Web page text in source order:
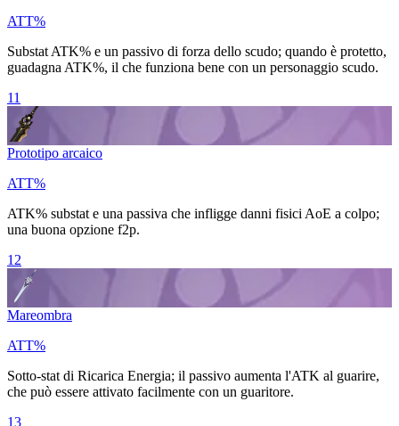
ATT%
Substat ATK% e un passivo di forza dello scudo; quando è protetto,
guadagna ATK%, il che funziona bene con un personaggio scudo.
11
Prototipo arcaico
ATT%
ATK% substat e una passiva che infligge danni fisici AoE a colpo;
una buona opzione f2p.
12
Mareombra
ATT%
Sotto-stat di Ricarica Energia; il passivo aumenta l'ATK al guarire,
che può essere attivato facilmente con un guaritore.
13